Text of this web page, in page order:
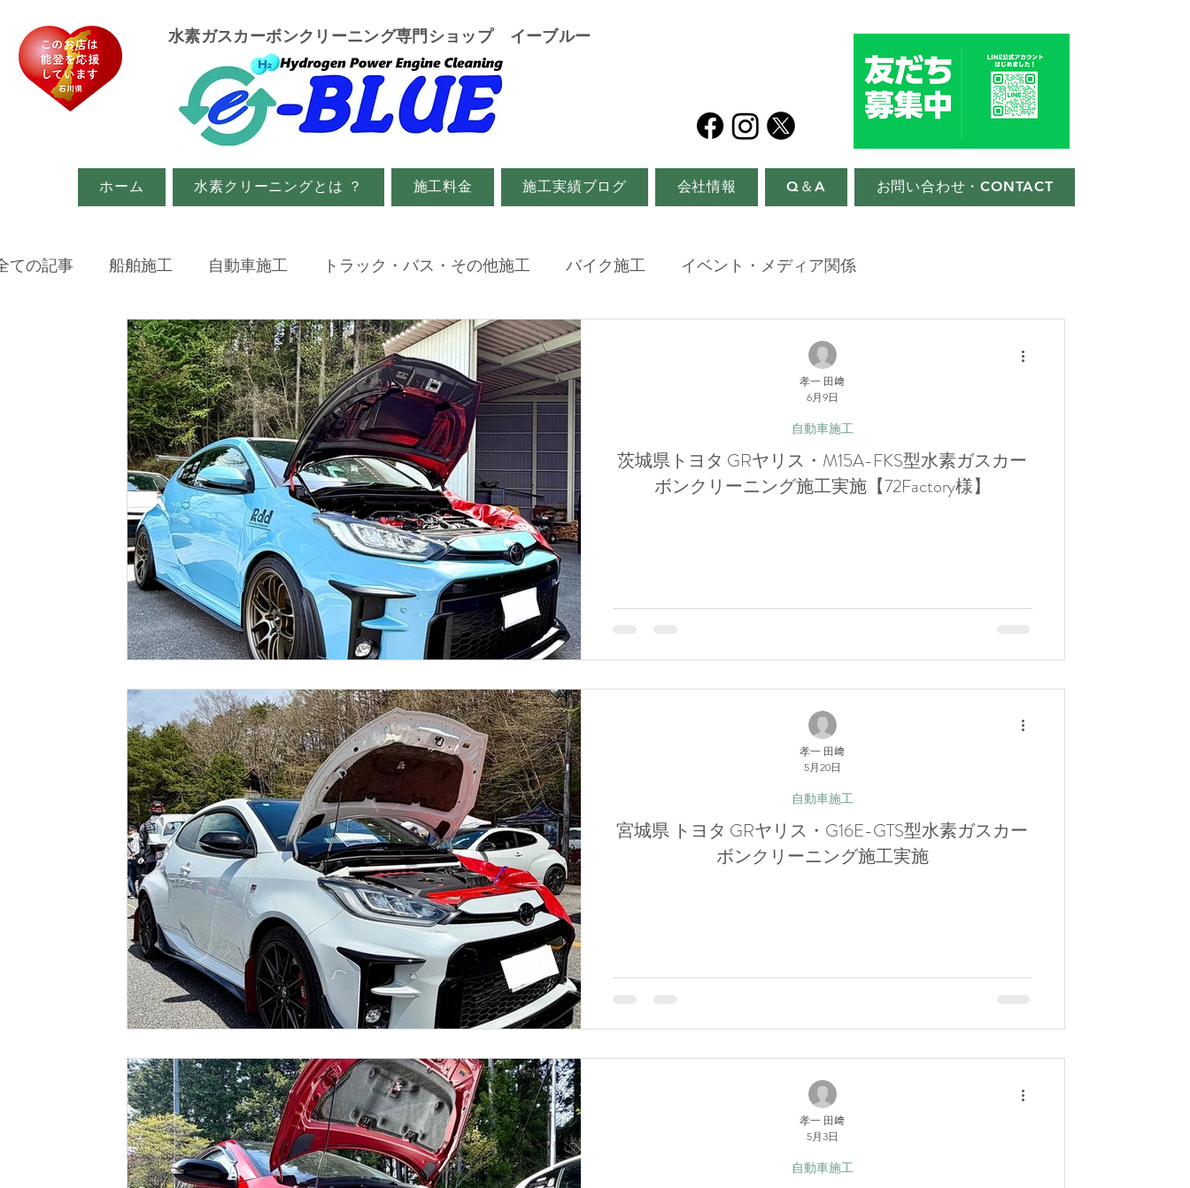
​水素ガスカーボンクリーニング専門ショップ イーブルー
ホーム 水素クリーニングとは ？ 施工料金 施工実績ブログ 会社情報 Q＆A お問い合わせ・CONTACT
ての記事 船舶施工 自動車施工 トラック・バス・その他施工 バイク施工 イベント・メディア関係
茨城県トヨタ GRヤリス・M15A-FKS型水素ガスカー
ボンクリーニング施工実施【72Factory様】
自動車施工
孝一 田﨑
6月9日
宮城県 トヨタ GRヤリス・G16E-GTS型水素ガスカー
ボンクリーニング施工実施
自動車施工
孝一 田﨑
5月20日
自動車施工
孝一 田﨑
5月3日